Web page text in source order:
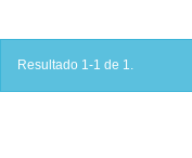
Resultado 1-1 de 1.